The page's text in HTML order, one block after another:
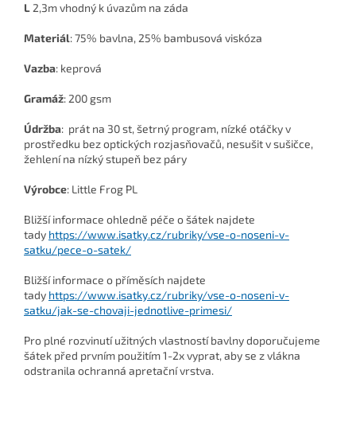
L 2,3m vhodný k úvazům na záda
Materiál: 75% bavlna, 25% bambusová viskóza
Vazba: keprová
Gramáž: 200 gsm
Údržba: prát na 30 st, šetrný program, nízké otáčky v
prostředku bez optických rozjasňovačů, nesušit v sušičce,
žehlení na nízký stupeň bez páry
Výrobce: Little Frog PL
Bližší informace ohledně péče o šátek najdete
tady https://www.isatky.cz/rubriky/vse-o-noseni-v-
satku/pece-o-satek/
Bližší informace o příměsích najdete
tady https://www.isatky.cz/rubriky/vse-o-noseni-v-
satku/jak-se-chovaji-jednotlive-primesi/
Pro plné rozvinutí užitných vlastností bavlny doporučujeme
šátek před prvním použitím 1-2x vyprat, aby se z vlákna
odstranila ochranná apretační vrstva.